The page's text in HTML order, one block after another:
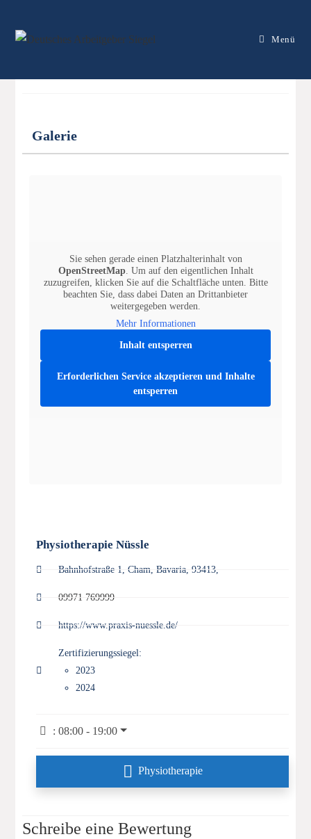
Menü
Nüssle
Galerie
Sie sehen gerade einen Platzhalterinhalt von
OpenStreetMap. Um auf den eigentlichen Inhalt
zuzugreifen, klicken Sie auf die Schaltfläche unten. Bitte
beachten Sie, dass dabei Daten an Drittanbieter
weitergegeben werden.
Mehr Informationen
Inhalt entsperren
Erforderlichen Service akzeptieren und Inhalte
entsperren
Physiotherapie Nüssle
Bahnhofstraße 1, Cham, Bavaria, 93413,
09971 769999
https://www.praxis-nuessle.de/
Zertifizierungssiegel:
2023
2024
:08:00 - 19:00
Physiotherapie
Schreibe eine Bewertung